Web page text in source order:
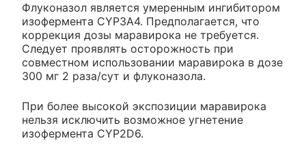
Флуконазол является умеренным ингибитором
изофермента CYP3A4. Предполагается, что
коррекция дозы маравирока не требуется.
Следует проявлять осторожность при
совместном использовании маравирока в дозе
300 мг 2 раза/сут и флуконазола.
При более высокой экспозиции маравирока
нельзя исключить возможное угнетение
изофермента CYP2D6.